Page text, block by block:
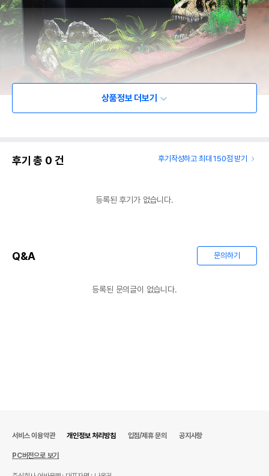
상품정보 더보기
후기 총 0 건 후기작성하고 최대 150점 받기
등록된 후기가 없습니다.
Q&A 문의하기
등록된 문의글이 없습니다.
서비스 이용약관 개인정보 처리방침 입점/제휴 문의 공지사항
PC버전으로 보기